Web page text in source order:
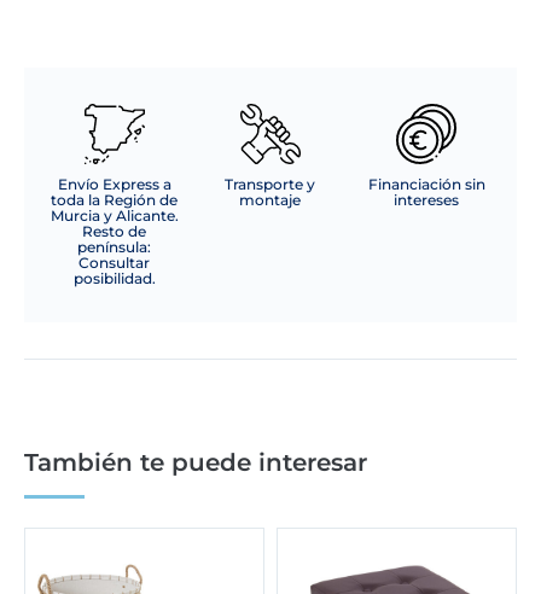
Envío Express a
toda la Región de
Murcia y Alicante.
Resto de
península:
Consultar
posibilidad.
Transporte y
montaje
Financiación sin
intereses
También te puede interesar